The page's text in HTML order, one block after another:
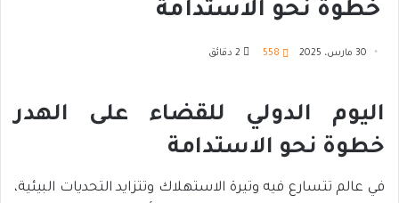
خطوة نحو الاستدامة
30 مارس، 2025 558
اليوم الدولي للقضاء على الهدر
خطوة نحو الاستدامة
في عالم تتسارع فيه وتيرة الاستهلاك وتتزايد التحديات البيئية،